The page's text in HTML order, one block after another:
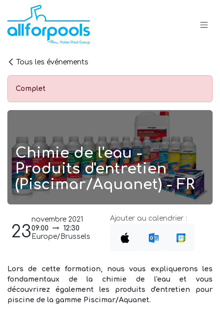
Se rendre au contenu
Tous les événements
Complet
Chimie de l'eau -
Produits d'entretien
(Piscimar/Aquanet) - FR
23
novembre 2021
09:00
12:30
Europe/Brussels
Ajouter au calendrier :
Lors de cette formation, nous vous expliquerons les
fondamentaux de la chimie de l'eau et vous
découvrirez également les produits d'entretien pour
piscine de la gamme Piscimar/Aquanet.